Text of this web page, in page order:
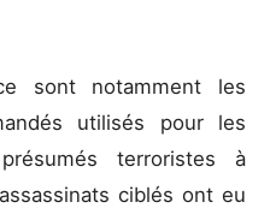
sont notamment les
utilisés pour les
terroristes à
ciblés ont eu